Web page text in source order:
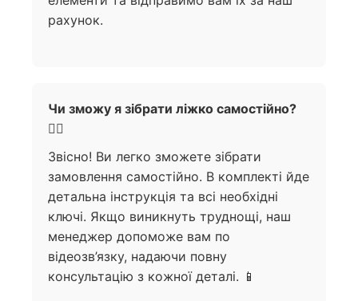
рахунок.
Чи зможу я зібрати ліжко самостійно?
🧍‍♀️
Звісно! Ви легко зможете зібрати
замовлення самостійно. В комплекті йде
детальна інструкція та всі необхідні
ключі. Якщо виникнуть труднощі, наш
менеджер допоможе вам по
відеозв’язку, надаючи повну
консультацію з кожної деталі. 📱